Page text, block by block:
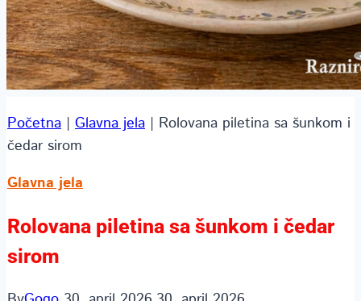
Početna | Glavna jela | Rolovana piletina sa šunkom i
čedar sirom
Glavna jela
Rolovana piletina sa šunkom i čedar
sirom